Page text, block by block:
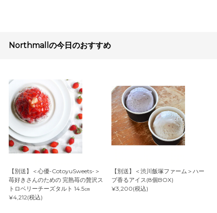
Northmallの今日のおすすめ
【別送】＜心優-CotoyuSweets-＞
苺好きさんのための 完熟苺の贅沢ス
トロベリーチーズタルト 14.5㎝
¥4,212(税込)
【別送】＜渋川飯塚ファーム＞ハー
ブ香るアイス(8個BOX)
¥3,200(税込)